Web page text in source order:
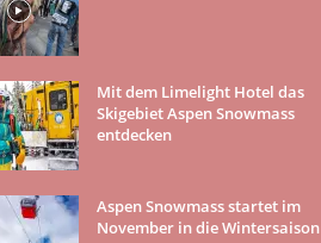
Mit dem Limelight Hotel das
Skigebiet Aspen Snowmass
entdecken
Aspen Snowmass startet im
November in die Wintersaison